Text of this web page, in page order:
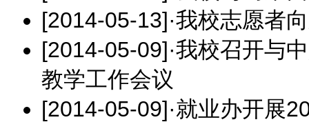
[2014-05-13]·我校志愿者
[2014-05-09]·我校召开与
教学工作会议
[2014-05-09]·就业办开展